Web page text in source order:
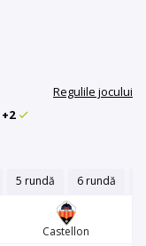
Regulile jocului
+2
5 rundă 6 rundă
Castellon